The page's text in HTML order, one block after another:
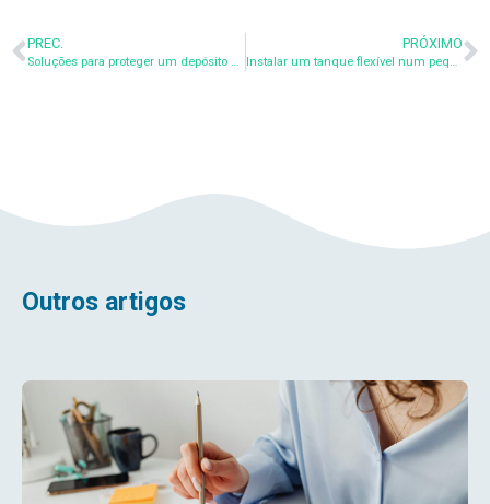
PREC.
Soluções para proteger um depósito de água de plástico: os nossos conselhos para uma proteção eficaz
PRÓXIMO
Instalar um tanque flexível num pequeno jardim: dicas e conselhos
Outros artigos